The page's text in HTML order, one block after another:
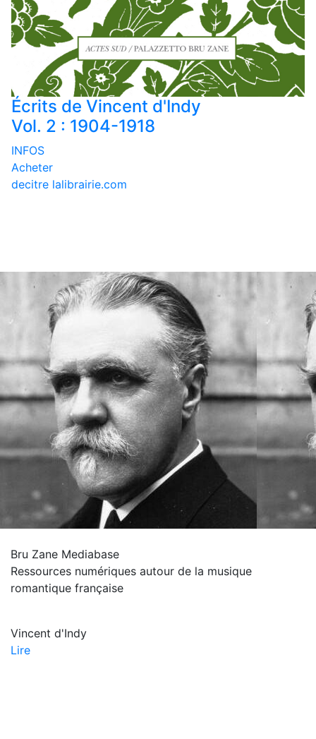
Écrits de Vincent d'Indy
Vol. 2 : 1904-1918
INFOS
Acheter
decitre lalibrairie.com
Bru Zane Mediabase
Ressources numériques autour de la musique
romantique française
Vincent d'Indy
Lire